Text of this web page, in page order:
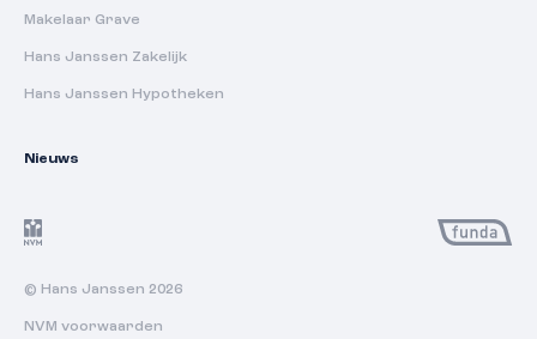
Makelaar Grave
Hans Janssen Zakelijk
Hans Janssen Hypotheken
Nieuws
© Hans Janssen 2026
NVM voorwaarden